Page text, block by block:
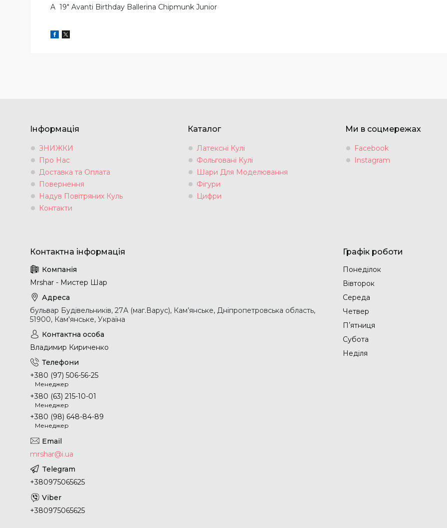
A 19" Avanti Birthday Ballerina Chipmunk Junior
Інформація
ЗНИЖКИ
Про Нас
Доставка та Оплата
Повернення
Надув Повітряних Куль
Контакти
Каталог
Латексні Кулі
Фольговані Кулі
Шари Для Моделювання
Фігури
Цифри
Ми в соцмережах
Facebook
Instagram
Mrshar - Мистер Шар
бульвар Будівельників, 27А (маг.Варус), Кам’янське, Дніпропетровська область,
51900, Кам'янське, Україна
Владимир Кириченко
+380 (97) 506-56-25
Менеджер
+380 (63) 215-10-01
Менеджер
+380 (98) 648-84-89
Менеджер
mrshar@i.ua
+380975065625
+380975065625
Графік роботи
Понеділок
Вівторок
Середа
Четвер
Пʼятниця
Субота
Неділя